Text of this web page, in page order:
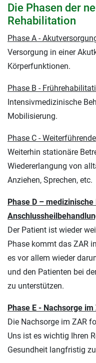
Die Phasen der
Rehabilitation
Phase A -
Versorgung in einer
Körperfunktionen.
Phase B -
Intensivmedizinische
Mobilisierung.
Phase C -
Weiterhin stationäre
Wiedererlangung von
Anziehen, Sprechen, etc.
Phase D –
Der Patient ist wieder
Phase kommt das ZAR
es vor allem wieder
und den Patienten bei
zu unterstützen.
Phase E - Nachsorge im
Die Nachsorge im ZAR
Uns ist es wichtig Ihren
Gesundheit langfristig